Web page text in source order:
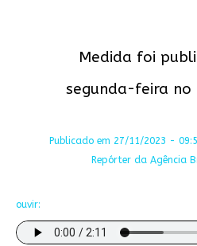
Medida foi
segunda-feira no
Publicado em 27/11/2023 -
Repórter da Agência
ouvir: